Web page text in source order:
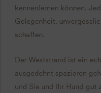
kennenlernen können.
Gelegenheit,
schaffen.
Der Weststrand ist ein
ausgedehnt spazieren
und Sie und Ihr Hund gut